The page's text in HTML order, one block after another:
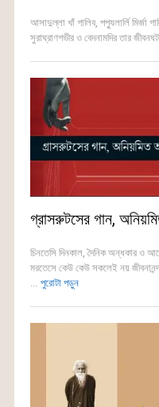
আসাদুল্লা খাঁ গালিব, পপ্যুলার্লি মির্জা
সুরাঘ্রাণগভীর ও বেদনামদির তার
গ্রাসরুটসের গান,
চিনতেসি দিনকাল, দৈনিক অন্ধকার ও
মরতেসে কেউ কেউ সকলেই নয়
... পুরোটা পড়ুন